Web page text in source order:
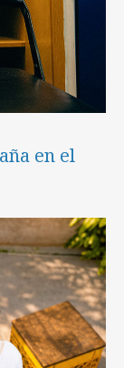
en el